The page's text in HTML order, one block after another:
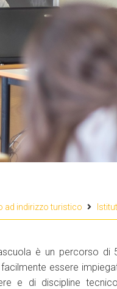
ad indirizzo turistico
è un percorso
essere
e di discipline